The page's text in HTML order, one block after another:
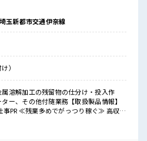
ト満喫！
り奇抜でなければOKです！
不安だけど、
す！
目指していきましょう！
必見！
玉新都市交通伊奈線
）
属溶解加工の残留物の仕分け・投入作
ー、その他付随業務【取扱製品情報】
スメ。 残業は月20時間以上あります♪